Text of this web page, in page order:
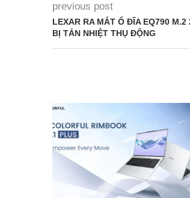
previous post
LEXAR RA MẮT Ổ ĐĨA EQ790 M.2
BỊ TẢN NHIỆT THỤ ĐỘNG